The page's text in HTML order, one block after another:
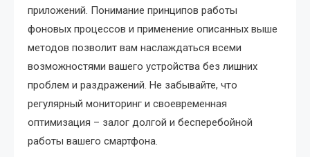
приложений. Понимание принципов работы
фоновых процессов и применение описанных выше
методов позволит вам наслаждаться всеми
возможностями вашего устройства без лишних
проблем и раздражений. Не забывайте, что
регулярный мониторинг и своевременная
оптимизация – залог долгой и бесперебойной
работы вашего смартфона.